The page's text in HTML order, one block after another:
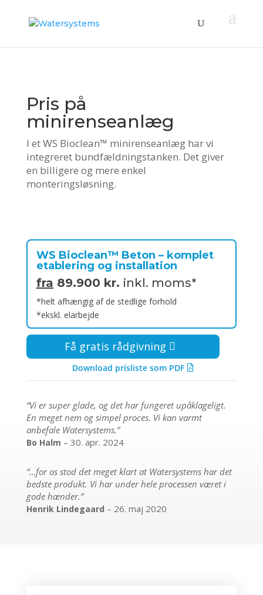
Pris på
minirenseanlæg
I et WS Bioclean™ minirenseanlæg har vi
integreret bundfældningstanken. Det giver
en billigere og mere enkel
monteringsløsning.
WS Bioclean™ Beton – komplet
etablering og installation
fra 89.900 kr. inkl. moms*
*helt afhængig af de stedlige forhold
*ekskl. elarbejde
Få gratis rådgivning
Download prisliste som PDF
“Vi er super glade, og det har fungeret upåklageligt.
En meget nem og simpel proces. Vi kan varmt
anbefale Watersystems.”
Bo Halm – 30. apr. 2024
“…for os stod det meget klart at Watersystems har det
bedste produkt. Vi har under hele processen været i
gode hænder.”
Henrik Lindegaard – 26. maj 2020